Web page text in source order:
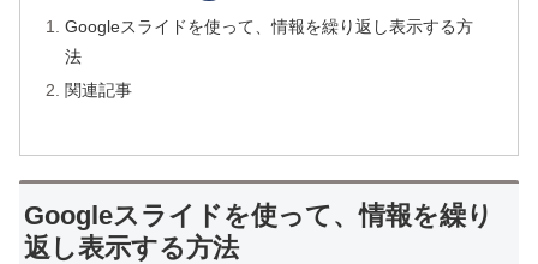
Googleスライドを使って、情報を繰り返し表示する方
法
関連記事
Googleスライドを使って、情報を繰り
返し表示する方法